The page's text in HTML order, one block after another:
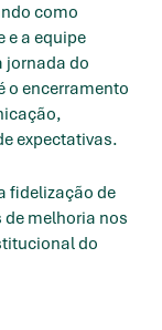
como
e a equipe
jornada do
o encerramento
expectativas.
fidelização de
melhoria nos
do